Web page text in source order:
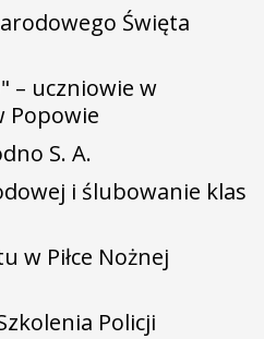
Święta
– uczniowie w
Popowie
S. A.
i ślubowanie klas
w Piłce Nożnej
Policji